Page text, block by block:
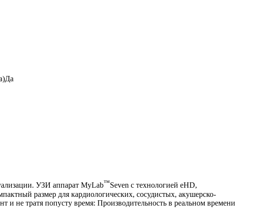
Да
УЗИ аппарат MyLab™Seven с технологией eHD,
размер для кардиологических, сосудистых, акушерско-
не тратя попусту время: Производительность в реальном времени